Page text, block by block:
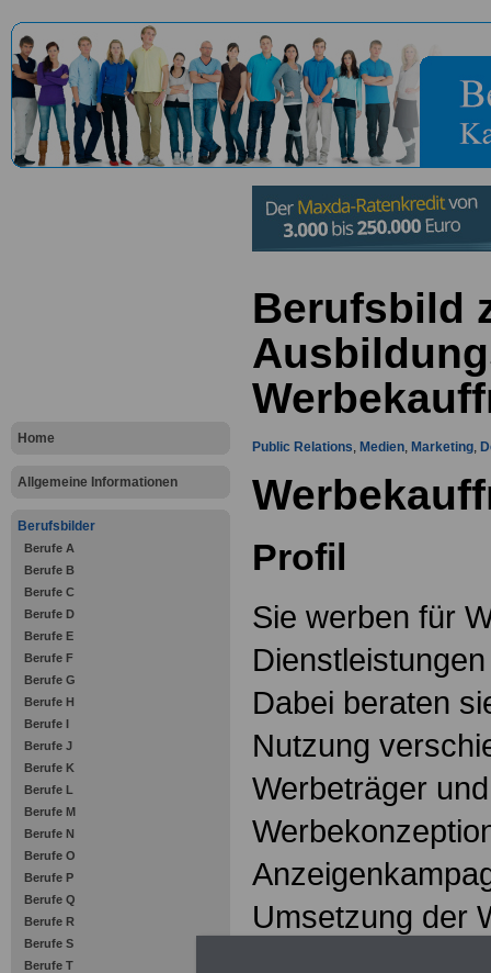
Home
Allgemeine Informationen
Berufsbilder
Berufe A
Berufe B
Berufe C
Berufe D
Berufe E
Berufe F
Berufe G
Berufe H
Berufe I
Berufe J
Berufe K
Berufe L
Berufe M
Berufe N
Berufe O
Berufe P
Berufe Q
Berufe R
Berufe S
Berufe T
Berufsbild
Public Relations, Medien, Marketing,
Profil
Sie werben für
Dabei beraten
Nutzung
Werbeträger
Umsetzung der